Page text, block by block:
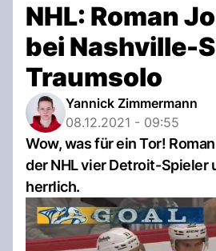
NHL: Roman
bei Nashville-
Traumsolo
Yannick Zimmermann
08.12.2021 - 09:55
Wow, was für ein Tor!
der NHL vier Detroit-Spieler
herrlich.